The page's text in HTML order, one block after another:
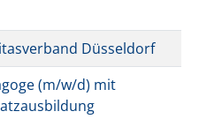
Düsseldorf
(m/w/d) mit